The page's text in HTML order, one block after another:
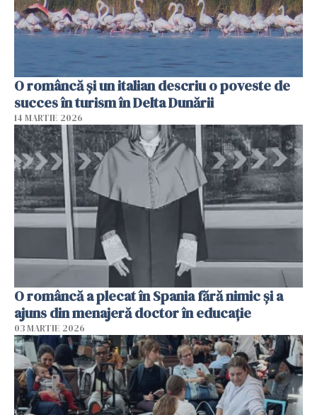
O româncă și un italian descriu o poveste de
succes în turism în Delta Dunării
14 MARTIE 2026
O româncă a plecat în Spania fără nimic și a
ajuns din menajeră doctor în educație
03 MARTIE 2026